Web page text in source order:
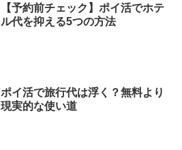
【予約前チェック】ポイ活でホテ
ル代を抑える5つの方法
ポイ活で旅行代は浮く？無料より
現実的な使い道